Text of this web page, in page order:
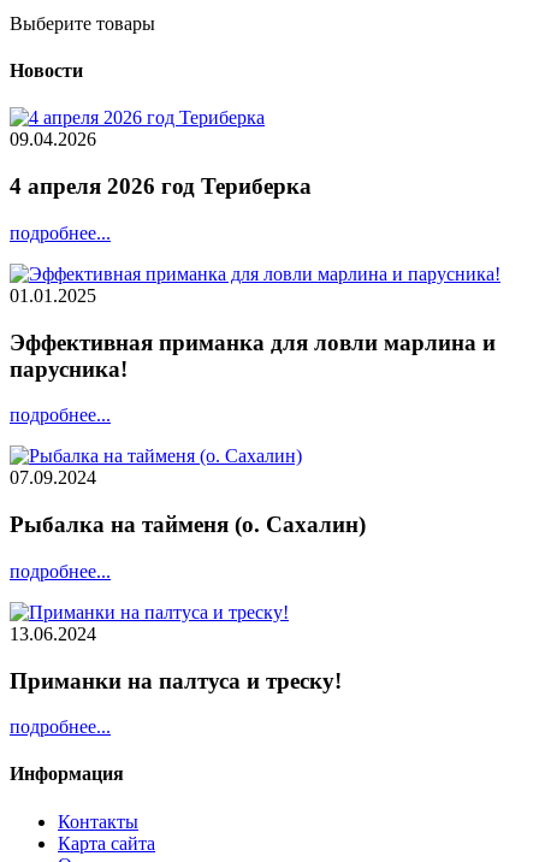
Выберите товары
Новости
09.04.2026
4 апреля 2026 год Териберка
подробнее...
01.01.2025
Эффективная приманка для ловли марлина и
парусника!
подробнее...
07.09.2024
Рыбалка на тайменя (о. Сахалин)
подробнее...
13.06.2024
Приманки на палтуса и треску!
подробнее...
Информация
Контакты
Карта сайта